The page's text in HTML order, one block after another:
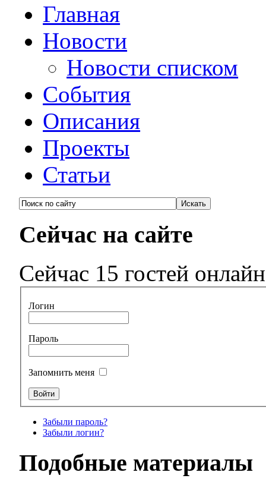
Главная
Новости
Новости списком
События
Описания
Проекты
Статьи
Сейчас на сайте
Сейчас 15 гостей онлайн
Логин
Пароль
Запомнить меня
Забыли пароль?
Забыли логин?
Подобные материалы